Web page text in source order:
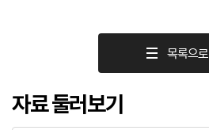
목록으로
자료 둘러보기